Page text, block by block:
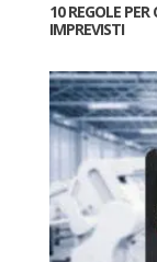
10 REGOLE
IMPREVISTI